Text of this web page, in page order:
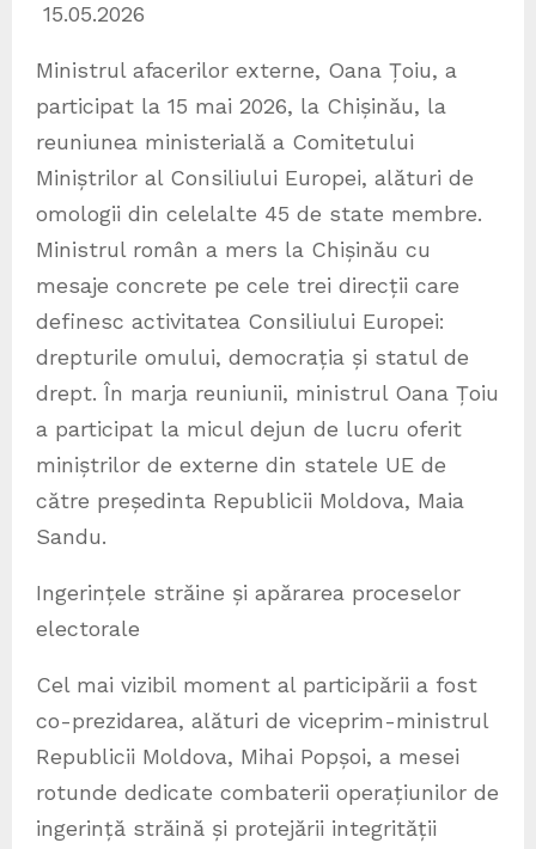
15.05.2026
Ministrul afacerilor externe, Oana Țoiu, a
participat la 15 mai 2026, la Chișinău, la
reuniunea ministerială a Comitetului
Miniștrilor al Consiliului Europei, alături de
omologii din celelalte 45 de state membre.
Ministrul român a mers la Chișinău cu
mesaje concrete pe cele trei direcții care
definesc activitatea Consiliului Europei:
drepturile omului, democrația și statul de
drept. În marja reuniunii, ministrul Oana Țoiu
a participat la micul dejun de lucru oferit
miniștrilor de externe din statele UE de
către președinta Republicii Moldova, Maia
Sandu.
Ingerințele străine și apărarea proceselor
electorale
Cel mai vizibil moment al participării a fost
co-prezidarea, alături de viceprim-ministrul
Republicii Moldova, Mihai Popșoi, a mesei
rotunde dedicate combaterii operațiunilor de
ingerință străină și protejării integrității